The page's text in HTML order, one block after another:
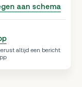
aan schema
altijd een bericht